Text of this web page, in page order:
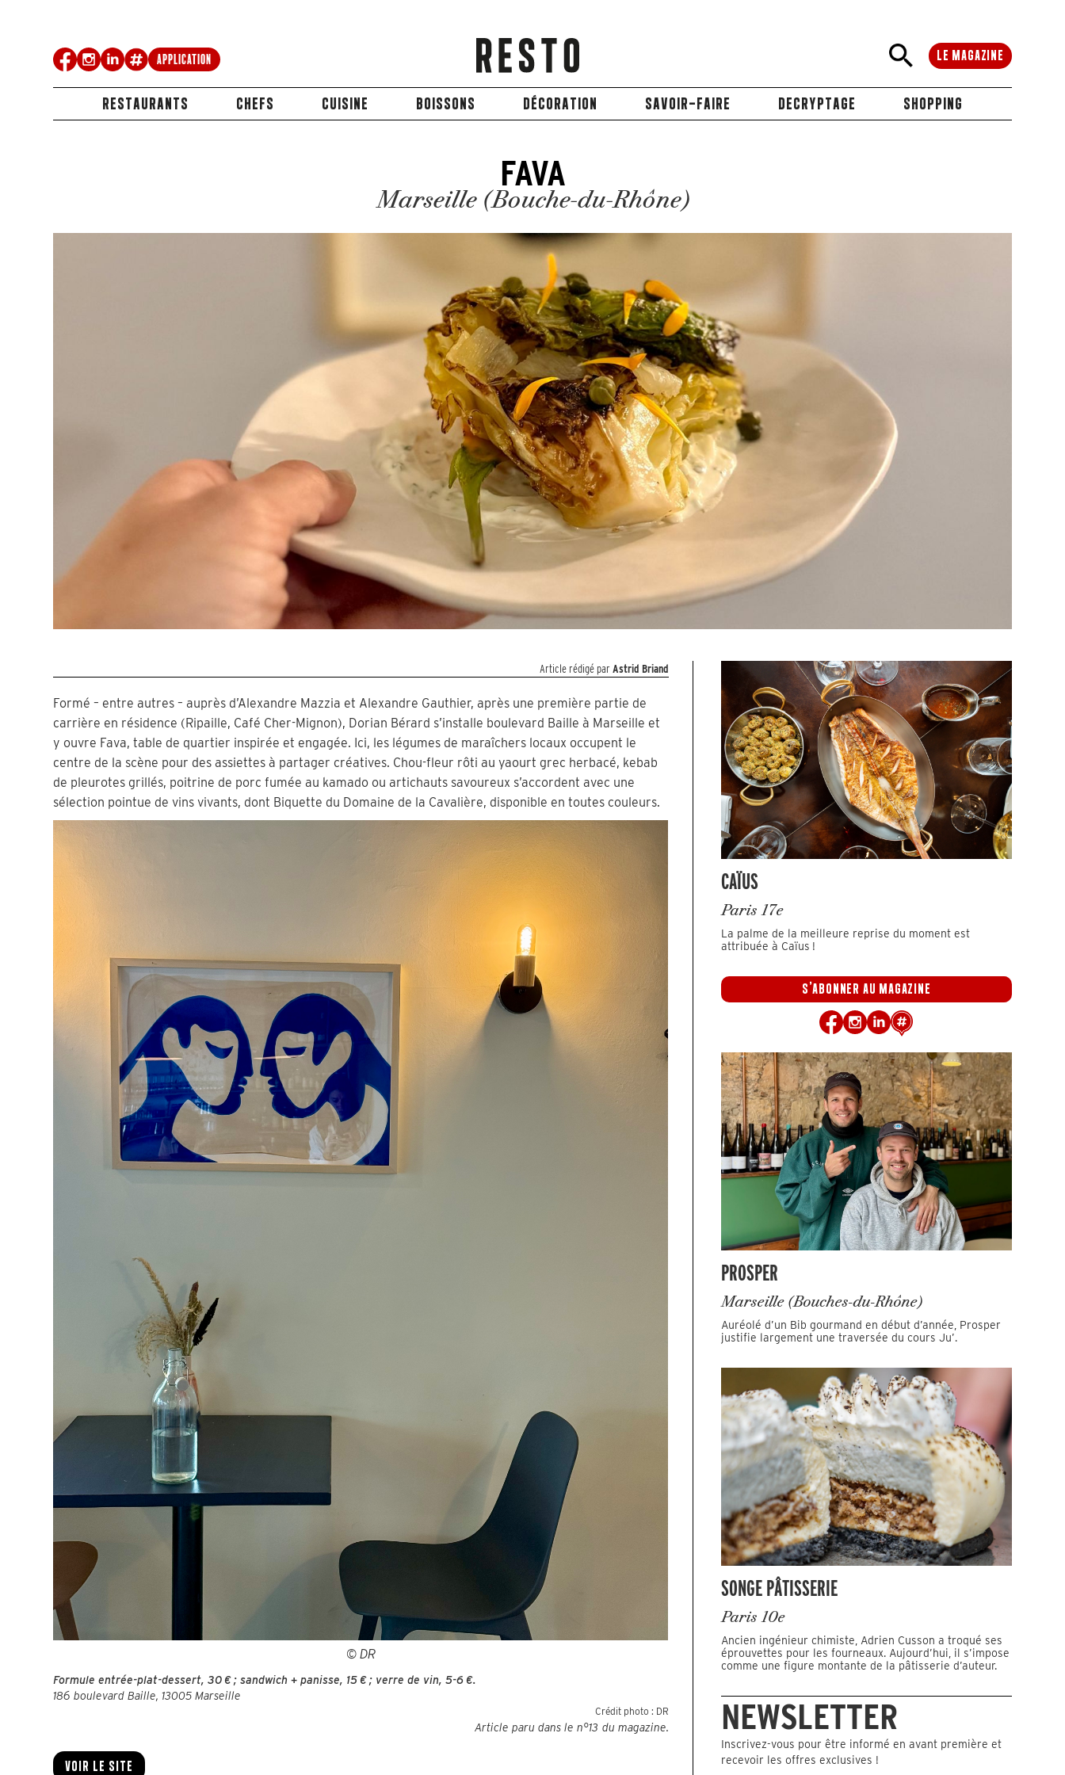
Application LE MAGAZINE
RESTAURANTS CHEFS CUISINE BOISSONS DÉCORATION SAVOIR-FAIRE DECRYPTAGE SHOPPING
FAVA
Marseille (Bouche-du-Rhône)
Article rédigé par Astrid Briand
Formé – entre autres – auprès d’Alexandre Mazzia et Alexandre Gauthier, après une première partie de
carrière en résidence (Ripaille, Café Cher-Mignon), Dorian Bérard s’installe boulevard Baille à Marseille et
y ouvre Fava, table de quartier inspirée et engagée. Ici, les légumes de maraîchers locaux occupent le
centre de la scène pour des assiettes à partager créatives. Chou-fleur rôti au yaourt grec herbacé, kebab
de pleurotes grillés, poitrine de porc fumée au kamado ou artichauts savoureux s’accordent avec une
sélection pointue de vins vivants, dont Biquette du Domaine de la Cavalière, disponible en toutes couleurs.
© DR
Formule entrée-plat-dessert, 30 € ; sandwich + panisse, 15 € ; verre de vin, 5-6 €.
186 boulevard Baille, 13005 Marseille
Crédit photo : DR
Article paru dans le n°13 du magazine.
Voir le site
CAÏUS
Paris 17e
La palme de la meilleure reprise du moment est
attribuée à Caïus !
S'ABONNER AU MAGAZINE
PROSPER
Marseille (Bouches-du-Rhône)
Auréolé d’un Bib gourmand en début d’année, Prosper
justifie largement une traversée du cours Ju’.
SONGE PÂTISSERIE
Paris 10e
Ancien ingénieur chimiste, Adrien Cusson a troqué ses
éprouvettes pour les fourneaux. Aujourd’hui, il s’impose
comme une figure montante de la pâtisserie d’auteur.
NEWSLETTER
Inscrivez-vous pour être informé en avant première et
recevoir les offres exclusives !